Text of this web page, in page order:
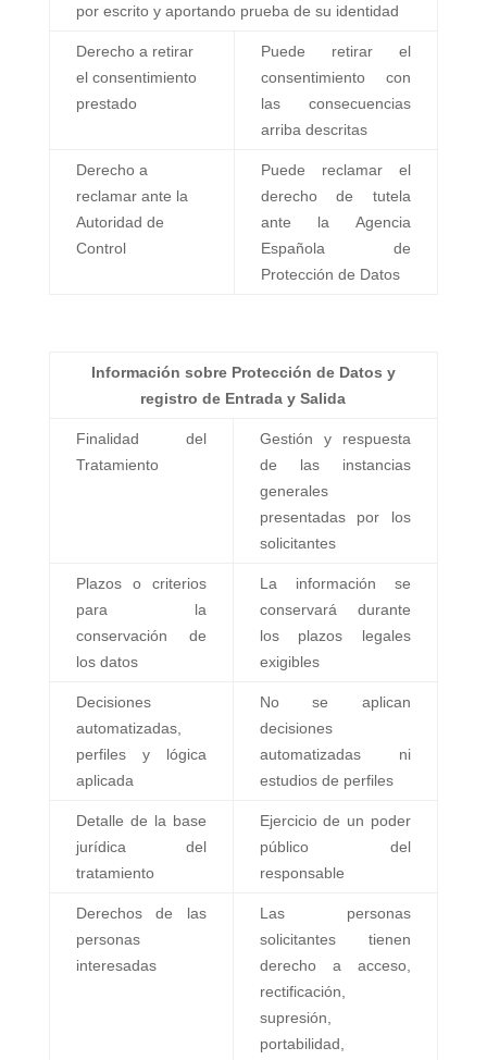
por escrito y aportando prueba de su identidad
Derecho a retirar
el consentimiento
prestado
Puede retirar el
consentimiento con
las consecuencias
arriba descritas
Derecho a
reclamar ante la
Autoridad de
Control
Puede reclamar el
derecho de tutela
ante la Agencia
Española de
Protección de Datos
Información sobre Protección de Datos y
registro de Entrada y Salida
Finalidad del
Tratamiento
Gestión y respuesta
de las instancias
generales
presentadas por los
solicitantes
Plazos o criterios
para la
conservación de
los datos
La información se
conservará durante
los plazos legales
exigibles
Decisiones
automatizadas,
perfiles y lógica
aplicada
No se aplican
decisiones
automatizadas ni
estudios de perfiles
Detalle de la base
jurídica del
tratamiento
Ejercicio de un poder
público del
responsable
Derechos de las
personas
interesadas
Las personas
solicitantes tienen
derecho a acceso,
rectificación,
supresión,
portabilidad,